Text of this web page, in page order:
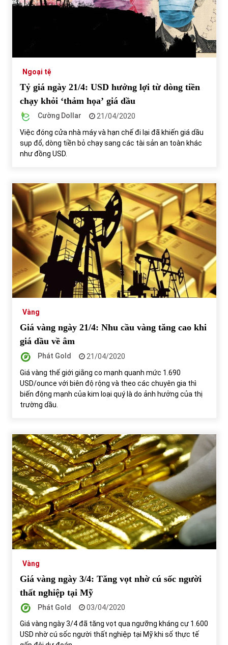
Ngoại tệ
Tỷ giá ngày 21/4: USD hưởng lợi từ dòng tiền
chạy khỏi ‘thảm họa’ giá dầu
Cường Dollar
21/04/2020
Việc đóng cửa nhà máy và hạn chế đi lại đã khiến giá dầu
sụp đổ, dòng tiền bỏ chạy sang các tài sản an toàn khác
như đồng USD.
Vàng
Giá vàng ngày 21/4: Nhu cầu vàng tăng cao khi
giá dầu về âm
Phát Gold
21/04/2020
Giá vàng thế giới giằng co mạnh quanh mức 1.690
USD/ounce với biên độ rộng và theo các chuyên gia thì
biến động mạnh của kim loại quý là do ảnh hưởng của thị
trường dầu.
Vàng
Giá vàng ngày 3/4: Tăng vọt nhờ cú sốc người
thất nghiệp tại Mỹ
Phát Gold
03/04/2020
Giá vàng ngày 3/4 đã tăng vọt qua ngưỡng kháng cự 1.600
USD nhờ cú sốc người thất nghiệp tại Mỹ khi số thực tế